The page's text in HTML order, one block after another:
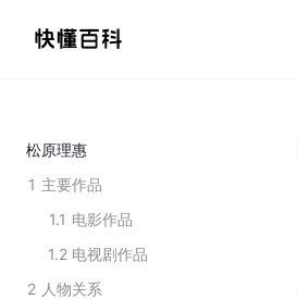
松原理惠
1 主要作品
1.1 电影作品
1.2 电视剧作品
2 人物关系